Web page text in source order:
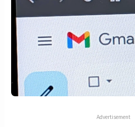
Advertisement